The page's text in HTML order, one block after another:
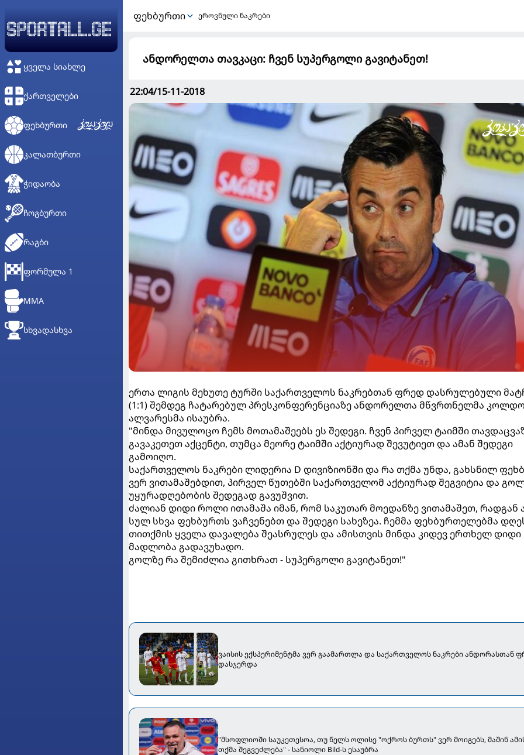
ᲧᲕᲔᲚᲐ ᲡᲘᲐᲮᲚᲔ
ᲥᲐᲠᲗᲕᲔᲚᲔᲑᲘ
ᲤᲔᲮᲑᲣᲠᲗᲘ
ᲙᲐᲚᲐᲗᲑᲣᲠᲗᲘ
ᲭᲘᲓᲐᲝᲑᲐ
ᲩᲝᲒᲑᲣᲠᲗᲘ
ᲠᲐᲒᲑᲘ
ᲤᲝᲠᲛᲣᲚᲐ 1
MMA
ᲡᲮᲕᲐᲓᲐᲡᲮᲕᲐ
ᲤᲔᲮᲑᲣᲠᲗᲘ ეროვნული ნაკრები
ანდორელთა თავკაცი: ჩვენ სუპერგოლი გავიტანეთ!
22:04/15-11-2018
ერთა ლიგის მეხუთე ტურში საქართველოს ნაკრებთან ფრედ დასრულებული
(1:1) შემდეგ ჩატარებულ პრესკონფერენციაზე ანდორელთა მწვრთნელმა კოლდო
ალვარესმა ისაუბრა.
"მინდა მივულოცო ჩემს მოთამაშეებს ეს შედეგი. ჩვენ პირველ ტაიმში
გავაკეთეთ აქცენტი, თუმცა მეორე ტაიმში აქტიურად შევუტიეთ და ამან შედეგი
გამოიღო.
საქართველოს ნაკრები ლიდერია D დივიზიონში და რა თქმა უნდა, გახსნილ
ვერ ვითამაშებდით, პირველ წუთებში საქართველომ აქტიურად შეგვიტია და
უყურადღებობის შედეგად გავუშვით.
ძალიან დიდი როლი ითამაშა იმან, რომ საკუთარ მოედანზე ვითამაშეთ, რადგან
სულ სხვა ფეხბურთს ვაჩვენებთ და შედეგი სახეზეა. ჩემმა ფეხბურთელებმა
თითქმის ყველა დავალება შეასრულეს და ამისთვის მინდა კიდევ ერთხელ დიდი
მადლობა გადავუხადო.
გოლზე რა შემიძლია გითხრათ - სუპერგოლი გავიტანეთ!"
ვაისის ექსპერიმენტმა ვერ გაამართლა და საქართველოს ნაკრები ანდორასთან
დასჯერდა
"მსოფლიოში საუკეთესოა, თუ წელს ოლისე "ოქროს ბურთს" ვერ მოიგებს, მაშინ
თქმა შეგვეძლება" - სანიოლი Bild-ს ესაუბრა